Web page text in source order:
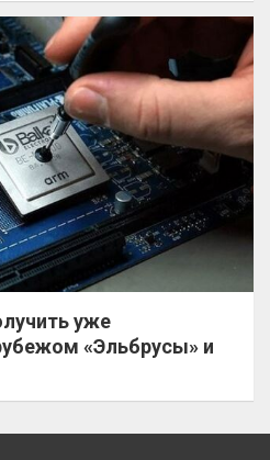
уже
«Эльбрусы» и